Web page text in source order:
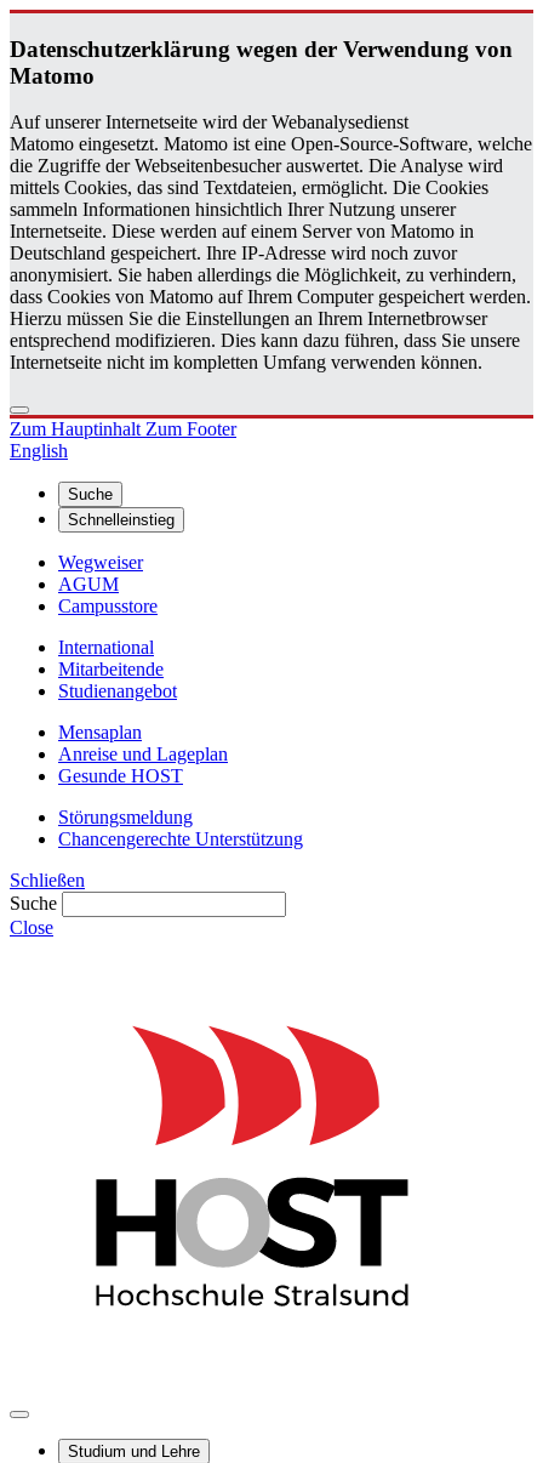
Da­ten­schutz­er­klä­rung wegen der Ver­wen­dung von
Ma­to­mo
Auf unserer Internetseite wird der Webanalysedienst
Matomo eingesetzt. Matomo ist eine Open-Source-Software, welche
die Zugriffe der Webseitenbesucher auswertet. Die Analyse wird
mittels Cookies, das sind Textdateien, ermöglicht. Die Cookies
sammeln Informationen hinsichtlich Ihrer Nutzung unserer
Internetseite. Diese werden auf einem Server von Matomo in
Deutschland gespeichert. Ihre IP-Adresse wird noch zuvor
anonymisiert. Sie haben allerdings die Möglichkeit, zu verhindern,
dass Cookies von Matomo auf Ihrem Computer gespeichert werden.
Hierzu müssen Sie die Einstellungen an Ihrem Internetbrowser
entsprechend modifizieren. Dies kann dazu führen, dass Sie unsere
Internetseite nicht im kompletten Umfang verwenden können.
Zum HauptinhaltZum Footer
English
Suche
Schnelleinstieg
Wegweiser
AGUM
Campusstore
International
Mitarbeitende
Studienangebot
Mensaplan
Anreise und Lageplan
Gesunde HOST
Störungsmeldung
Chancengerechte Unterstützung
Schließen
Suche
Close
Studium und Lehre